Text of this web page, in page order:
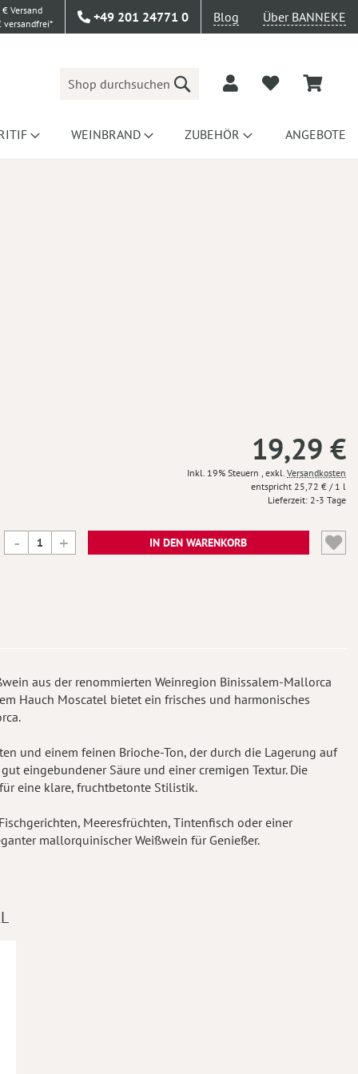
Versand
versandfrei*
+49 201 24771 0 Blog Über BANNEKE
Suche
WEINBRAND ZUBEHÖR ANGEBOTE
19,29 €
Inkl. 19% Steuern , exkl. Versandkosten
25,72 € / 1 l
Lieferzeit 2-3 Tage
IN DEN WARENKORB
aus der renommierten Weinregion Binissalem-Mallorca
Hauch Moscatel bietet ein frisches und harmonisches
und einem feinen Brioche-Ton, der durch die Lagerung auf
eingebundener Säure und einer cremigen Textur. Die
eine klare, fruchtbetonte Stilistik.
Meeresfrüchten, Tintenfisch oder einer
mallorquinischer Weißwein für Genießer.